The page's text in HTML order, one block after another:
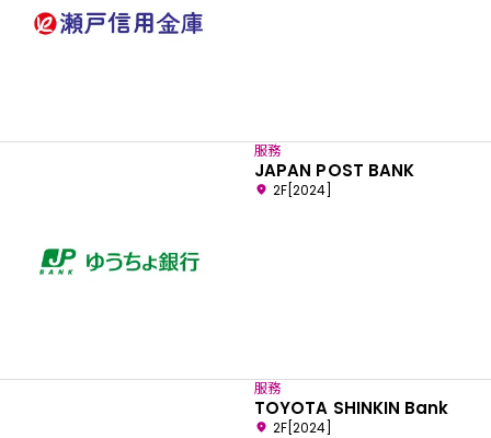
服務
JAPAN POST BANK
2F[2024]
服務
TOYOTA SHINKIN Bank
2F[2024]